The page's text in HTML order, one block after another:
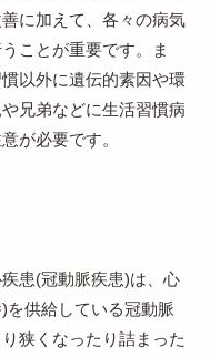
に加えて、各々の病気
ことが重要です。ま
以外に遺伝的素因や環
兄弟などに生活習慣病
が必要です。
患(冠動脈疾患)は、心
)を供給している冠動脈
狭くなったり詰まった